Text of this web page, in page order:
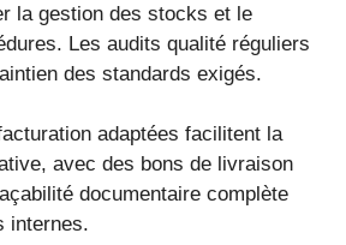
la gestion des stocks et le
Les audits qualité réguliers
des standards exigés.
adaptées facilitent la
avec des bons de livraison
documentaire complète
internes.